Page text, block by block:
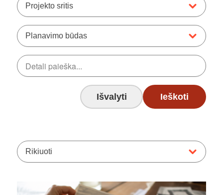
Projekto sritis
Planavimo būdas
Išvalyti Ieškoti
Rikiuoti